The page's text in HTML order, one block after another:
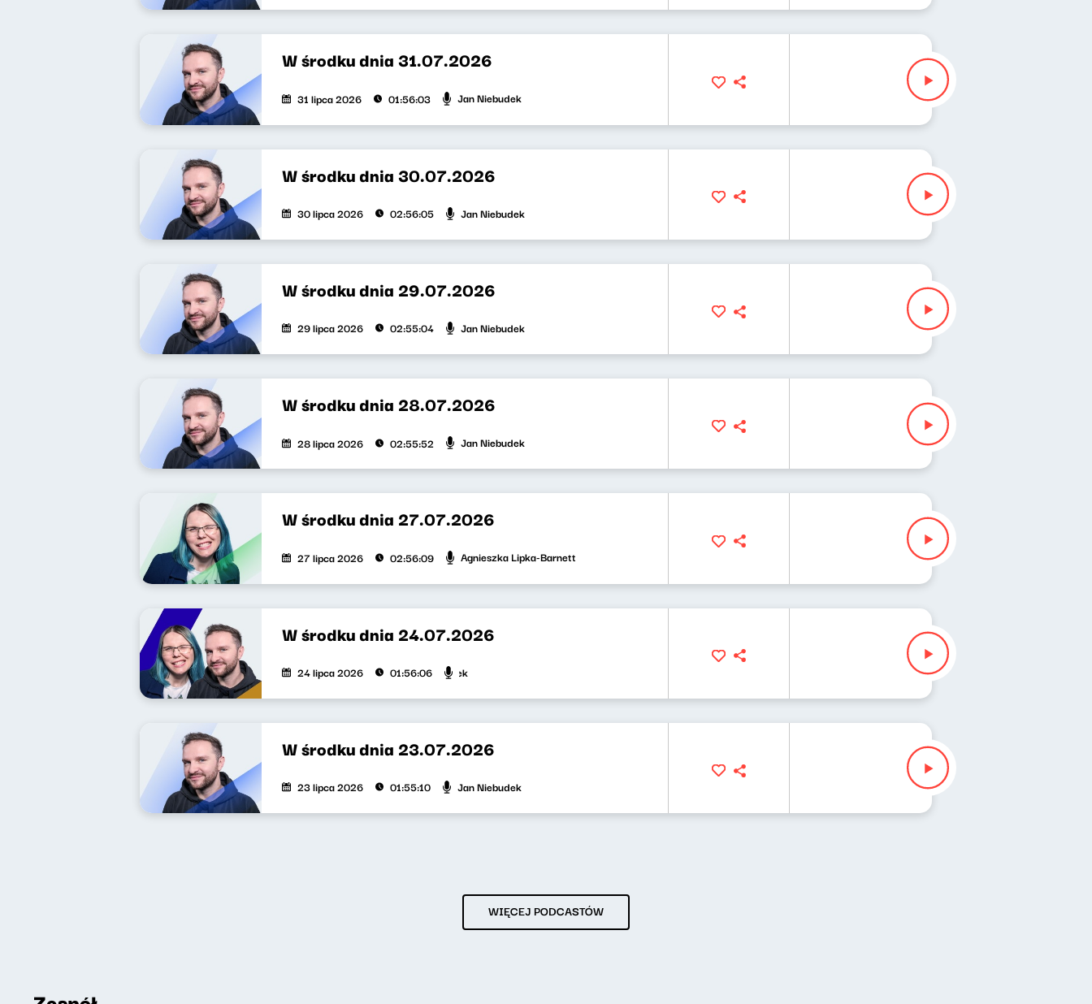
W środku dnia 31.07.2026
31 lipca 2026 01:56:03 Jan Niebudek
W środku dnia 30.07.2026
30 lipca 2026 02:56:05 Jan Niebudek
W środku dnia 29.07.2026
29 lipca 2026 02:55:04 Jan Niebudek
W środku dnia 28.07.2026
28 lipca 2026 02:55:52 Jan Niebudek
W środku dnia 27.07.2026
27 lipca 2026 02:56:09 Agnieszka Lipka-Barnett
W środku dnia 24.07.2026
24 lipca 2026 01:56:06
W środku dnia 23.07.2026
23 lipca 2026 01:55:10 Jan Niebudek
WIĘCEJ PODCASTÓW